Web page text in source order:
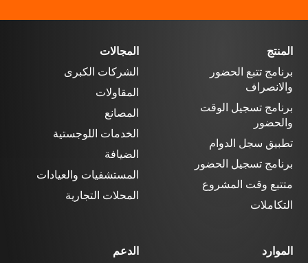
المنتج
برنامج تتبع الحضور
والانصراف
برنامج تسجيل الوقت
والحضور
تطبيق سجل الدوام
برنامج تسجيل الحضور
متتبع وقت المشروع
التكاملات
المجالات
الشركات الكبرى
المقاولات
المصانع
الخدمات اللوجستية
الضيافة
المستشفيات والعيادات
المحلات التجارية
الموارد
الدعم